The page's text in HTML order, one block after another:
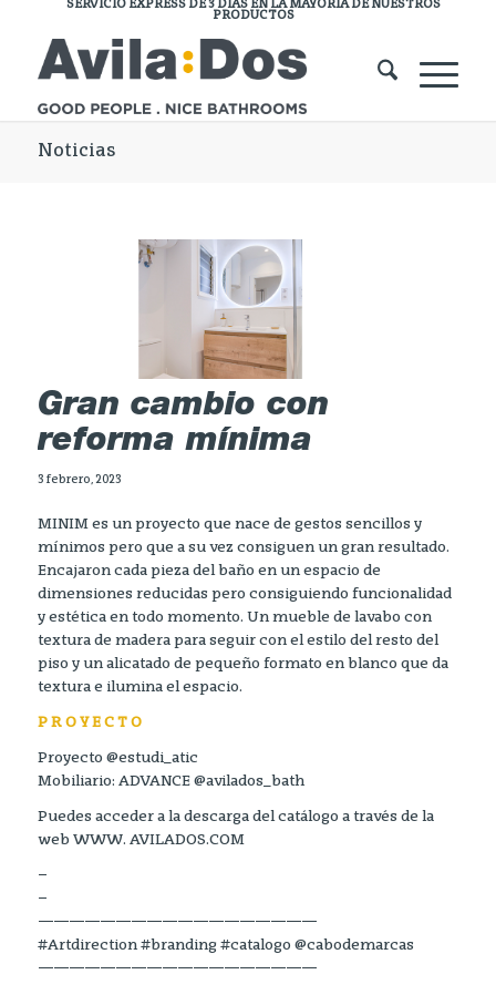
SERVICIO EXPRESS DE 3 DÍAS EN LA MAYORÍA DE NUESTROS
PRODUCTOS
Noticias
Gran cambio con
reforma mínima
3 febrero, 2023
MINIM es un proyecto que nace de gestos sencillos y
mínimos pero que a su vez consiguen un gran resultado.
Encajaron cada pieza del baño en un espacio de
dimensiones reducidas pero consiguiendo funcionalidad
y estética en todo momento. Un mueble de lavabo con
textura de madera para seguir con el estilo del resto del
piso y un alicatado de pequeño formato en blanco que da
textura e ilumina el espacio.
P R O Y E C T O
Proyecto @estudi_atic
Mobiliario: ADVANCE @avilados_bath
Puedes acceder a la descarga del catálogo a través de la
web WWW. AVILADOS.COM
–
–
——————————————————
#Artdirection #branding #catalogo @cabodemarcas
——————————————————